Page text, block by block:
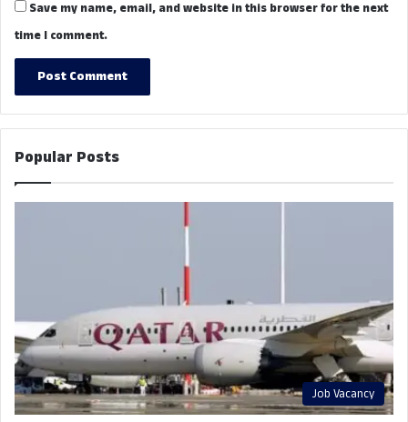
Save my name, email, and website in this browser for the next
time I comment.
Popular Posts
Job Vacancy